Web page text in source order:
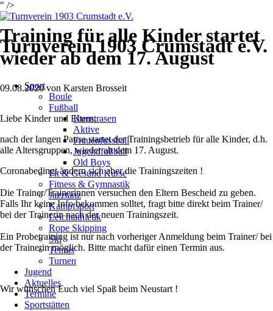
" />
Turnverein 1903 Crumstadt e.V.
überspringen
Sport
Boule
Fußball
Kunstrasen
Aktive
Frauenfussball
Jugendfußball
Old Boys
Fit & Gesund Kurse
Fitness & Gymnastik
Jazztanz
Kampfsport
Leichtathletik
Rope Skipping
Ski
Tennis
Turnen
Jugend
Aktuelles
Termine
Sportstätten
Training für alle Kinder startet
wieder ab dem 17. August
09.08.2020von Karsten Brosseit
Liebe Kinder und Eltern,
nach der langen Pause startet der Trainingsbetrieb für alle Kinder, d.h.
alle Altersgruppen, wieder ab dem 17. August.
Coronabedingt ändern sich aber die Trainingszeiten !
Die Trainer/Trainerinnen versuchen den Eltern Bescheid zu geben.
Falls Ihr keine Info bekommen solltet, fragt bitte direkt beim Trainer/
bei der Trainerin nach der neuen Trainingszeit.
Ein Probetraining ist nur nach vorheriger Anmeldung beim Trainer/ bei
der Trainerin möglich. Bitte macht dafür einen Termin aus.
Wir wünschen Euch viel Spaß beim Neustart !